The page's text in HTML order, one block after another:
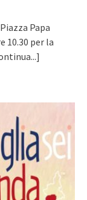
Papa
10.30 per la